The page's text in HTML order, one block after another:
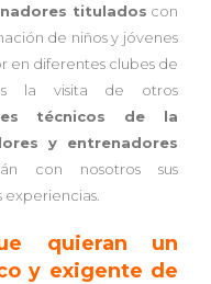
titulados con
de niños y jóvenes
en diferentes clubes de
la visita de otros
técnicos de la
y entrenadores
con nosotros sus
quieran un
y exigente de